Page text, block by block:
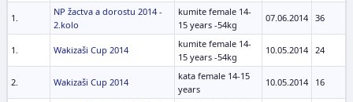
1.
NP žactva a dorostu 2014 -
2.kolo
kumite female 14-
15 years -54kg
07.06.2014 36
1. Wakizaši Cup 2014
kumite female 14-
15 years -54kg
10.05.2014 24
2. Wakizaši Cup 2014
kata female 14-15
years
10.05.2014 16